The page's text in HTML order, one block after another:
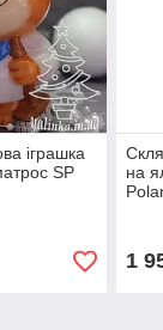
іграшка
SP
на
1